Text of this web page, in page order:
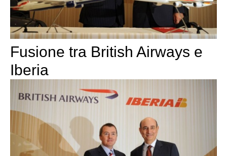
Fusione tra British Airways e
Iberia